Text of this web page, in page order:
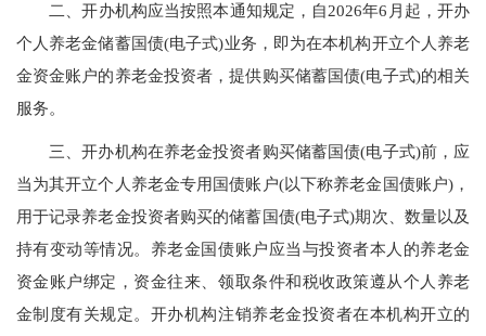
二、开办机构应当按照本通知规定，自2026年6月起，开办
个人养老金储蓄国债(电子式)业务，即为在本机构开立个人养老
金资金账户的养老金投资者，提供购买储蓄国债(电子式)的相关
服务。
三、开办机构在养老金投资者购买储蓄国债(电子式)前，应
当为其开立个人养老金专用国债账户(以下称养老金国债账户)，
用于记录养老金投资者购买的储蓄国债(电子式)期次、数量以及
持有变动等情况。养老金国债账户应当与投资者本人的养老金
资金账户绑定，资金往来、领取条件和税收政策遵从个人养老
金制度有关规定。开办机构注销养老金投资者在本机构开立的